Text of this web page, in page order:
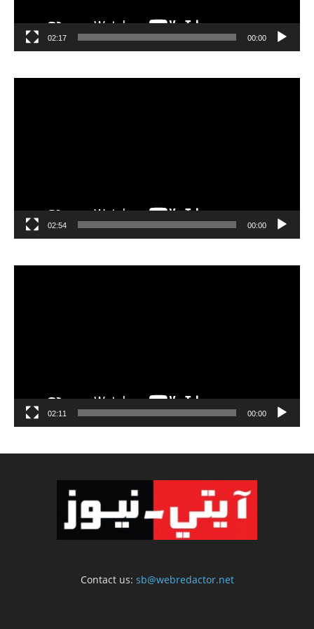
00:00
02:17
00:00
02:54
00:00
02:11
Contact us: sb@webredactor.net